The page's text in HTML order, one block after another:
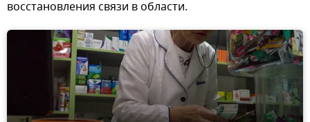
восстановления связи в области.